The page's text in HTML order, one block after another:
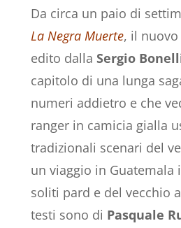
Da circa un paio di
La Negra Muerte, il nuovo
edito dalla Sergio
capitolo di una lunga
numeri addietro e che
ranger in camicia gialla
tradizionali scenari del
un viaggio in Guatemala
soliti pard e del vecchio
testi sono di Pasquale